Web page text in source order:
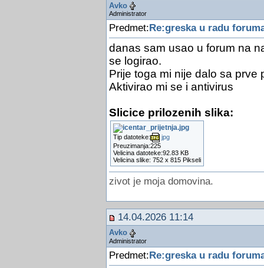
Avko
Administrator
Predmet: Re:greska u radu
danas sam usao u forum na
se logirao.
Prije toga mi nije dalo sa prve
Aktivirao mi se i antivirus
Slicice prilozenih slika:
Tip datoteke:
jpg
Preuzimanja:225
Velicina datoteke:92.83 KB
Velicina slike: 752 x 815 Pikseli
zivot je moja domovina.
14.04.2026 11:14
Avko
Administrator
Predmet:Re:greska u radu